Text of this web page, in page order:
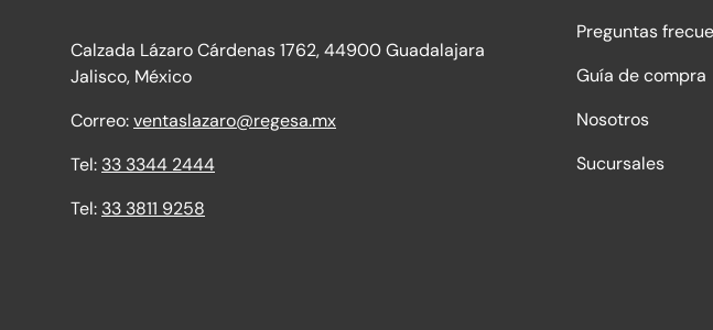
Calzada Lázaro Cárdenas 1762, 44900 Guadalajara
Jalisco, México
Correo:ventaslazaro@regesa.mx
Tel: 33 3344 2444
Tel: 33 3811 9258
Preguntas
Guía de compra
Nosotros
Sucursales